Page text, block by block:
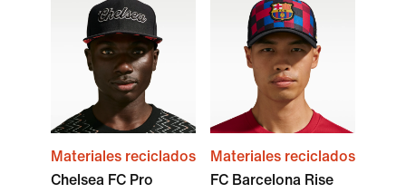
Materiales reciclados
Chelsea FC Pro
Materiales reciclados
FC Barcelona Rise